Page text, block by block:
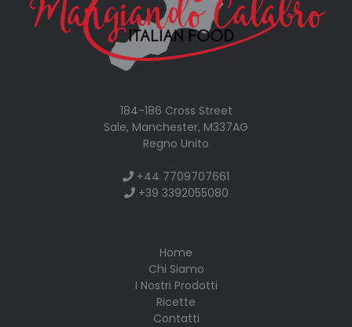
184-186 Cross Street
Sale, Manchester, M337AG
Regno Unito
+44 7709707661
+39 3392055080
Home
Chi Siamo
I Nostri Prodotti
Ricette
Contatti